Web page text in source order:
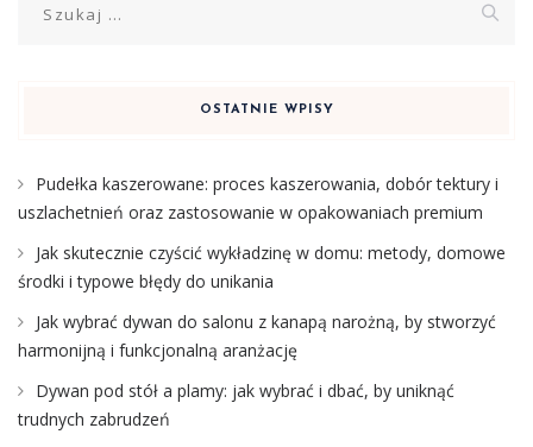
OSTATNIE WPISY
Pudełka kaszerowane: proces kaszerowania, dobór tektury i
uszlachetnień oraz zastosowanie w opakowaniach premium
Jak skutecznie czyścić wykładzinę w domu: metody, domowe
środki i typowe błędy do unikania
Jak wybrać dywan do salonu z kanapą narożną, by stworzyć
harmonijną i funkcjonalną aranżację
Dywan pod stół a plamy: jak wybrać i dbać, by uniknąć
trudnych zabrudzeń